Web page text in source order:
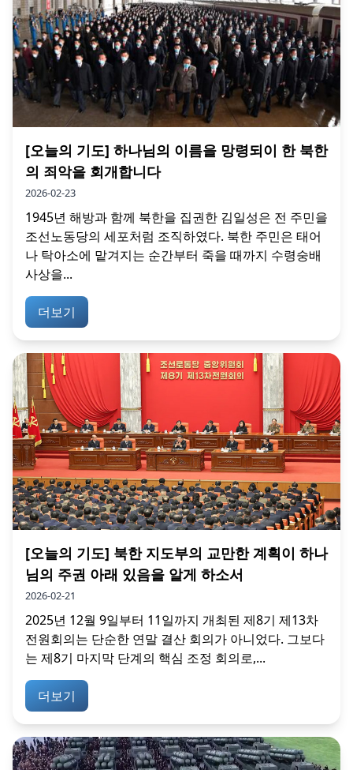
[오늘의 기도] 하나님의 이름을 망령되이 한 북한
의 죄악을 회개합니다
2026-02-23
1945년 해방과 함께 북한을 집권한 김일성은 전 주민을
조선노동당의 세포처럼 조직하였다. 북한 주민은 태어
나 탁아소에 맡겨지는 순간부터 죽을 때까지 수령숭배
사상을...
더보기
[오늘의 기도] 북한 지도부의 교만한 계획이 하나
님의 주권 아래 있음을 알게 하소서
2026-02-21
2025년 12월 9일부터 11일까지 개최된 제8기 제13차
전원회의는 단순한 연말 결산 회의가 아니었다. 그보다
는 제8기 마지막 단계의 핵심 조정 회의로,...
더보기